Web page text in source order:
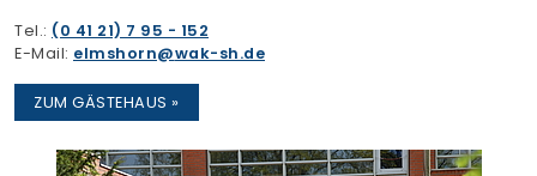
Tel.: (0 41 21) 7 95 - 152
E-Mail: elmshorn wak-sh.de
ZUM GÄSTEHAUS »